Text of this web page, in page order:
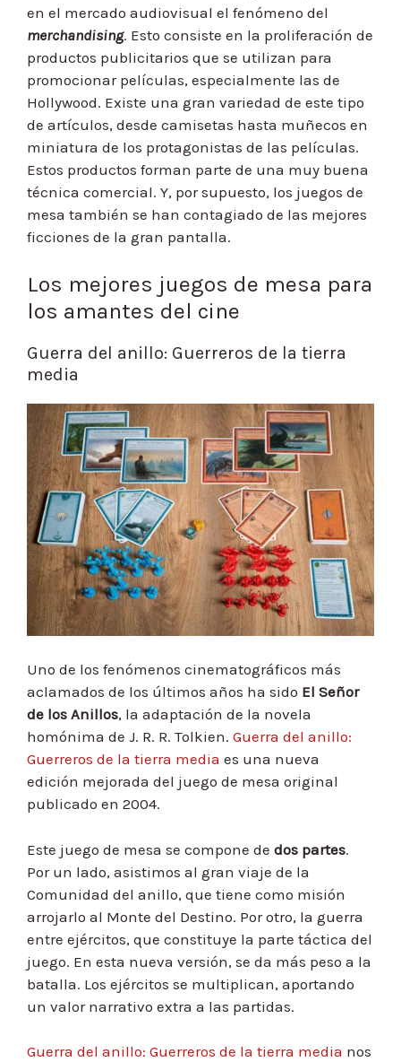
en el mercado audiovisual el fenómeno del
merchandising. Esto consiste en la proliferación de
productos publicitarios que se utilizan para
promocionar películas, especialmente las de
Hollywood. Existe una gran variedad de este tipo
de artículos, desde camisetas hasta muñecos en
miniatura de los protagonistas de las películas.
Estos productos forman parte de una muy buena
técnica comercial. Y, por supuesto, los juegos de
mesa también se han contagiado de las mejores
ficciones de la gran pantalla.
Los mejores juegos de mesa para
los amantes del cine
Guerra del anillo: Guerreros de la tierra
media
Uno de los fenómenos cinematográficos más
aclamados de los últimos años ha sido El Señor
de los Anillos, la adaptación de la novela
homónima de J. R. R. Tolkien. Guerra del anillo:
Guerreros de la tierra media es una nueva
edición mejorada del juego de mesa original
publicado en 2004.
Este juego de mesa se compone de dos partes.
Por un lado, asistimos al gran viaje de la
Comunidad del anillo, que tiene como misión
arrojarlo al Monte del Destino. Por otro, la guerra
entre ejércitos, que constituye la parte táctica del
juego. En esta nueva versión, se da más peso a la
batalla. Los ejércitos se multiplican, aportando
un valor narrativo extra a las partidas.
Guerra del anillo: Guerreros de la tierra media nos